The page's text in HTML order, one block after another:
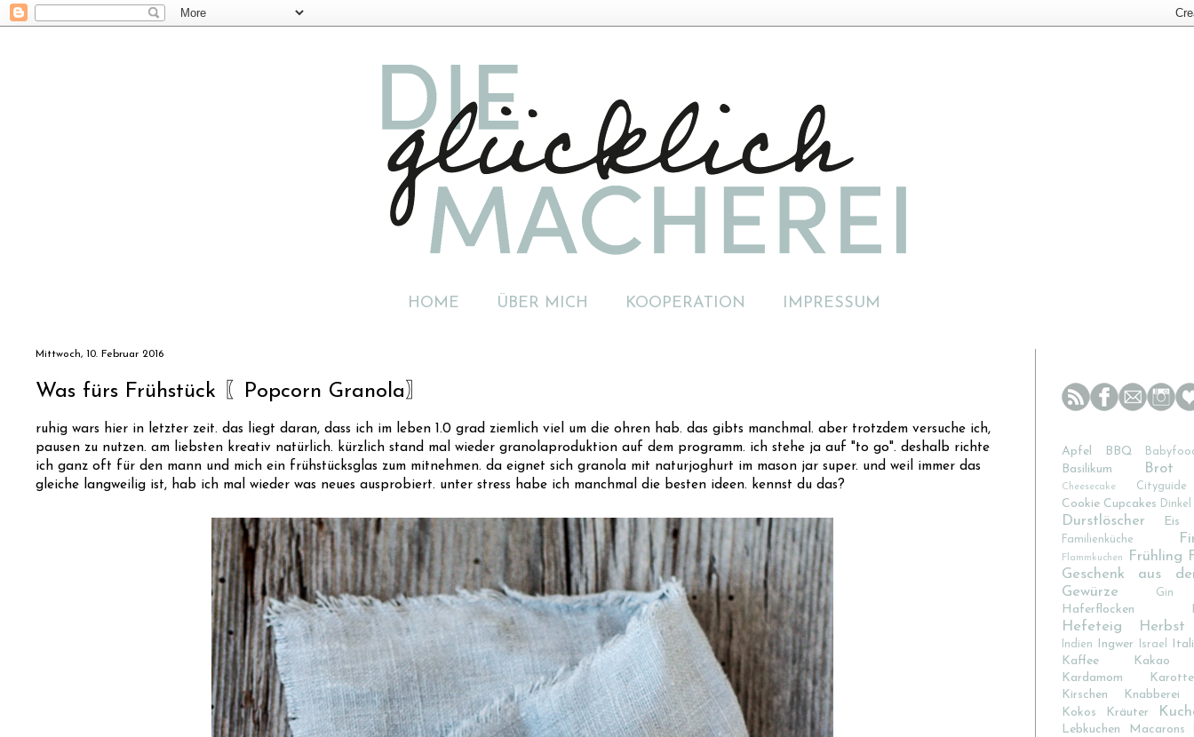
HOME ÜBER MICH KOOPERATION IMPRESSUM
Mittwoch, 10. Februar 2016
Was fürs Frühstück 〖Popcorn Granola〗
ruhig wars hier in letzter zeit. das liegt daran, dass ich im leben 1.0 grad ziemlich viel um die ohren hab. das gibts manchmal. aber trotzdem versuche ich,
pausen zu nutzen. am liebsten kreativ natürlich. kürzlich stand mal wieder granolaproduktion auf dem programm. ich stehe ja auf "to go". deshalb richte
ich ganz oft für den mann und mich ein frühstücksglas zum mitnehmen. da eignet sich granola mit naturjoghurt im mason jar super. und weil immer das
gleiche langweilig ist, hab ich mal wieder was neues ausprobiert. unter stress habe ich manchmal die besten ideen. kennst du das?
Apfel BBQ
Basilikum Brot
Cheesecake Cityguide
Cookie Cupcakes Dinkel
Durstlöscher Eis
Familienküche
Flammkuchen Frühling
Geschenk aus
Gewürze
Gin
Haferflocken
Hefeteig Herbst
Indien Ingwer Israel
Kaffee
Kakao
Kardamom
Karotte
Kirschen
Knabberei
Kokos
Kräuter
Lebkuchen Macarons